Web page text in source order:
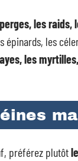
les
épinards, les
les
préférez plutôt